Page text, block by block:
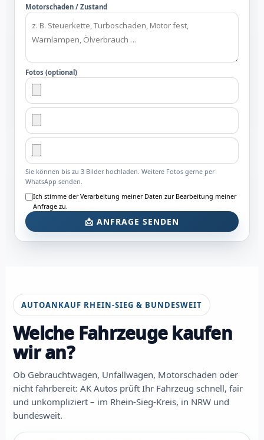
Motorschaden / Zustand
Fotos (optional)
Sie können bis zu 3 Bilder hochladen. Weitere Fotos gerne per
WhatsApp senden.
Ich stimme der Verarbeitung meiner Daten zur Bearbeitung meiner
Anfrage zu.
📩 ANFRAGE SENDEN
AUTOANKAUF RHEIN-SIEG & BUNDESWEIT
Welche Fahrzeuge kaufen
wir an?
Ob Gebrauchtwagen, Unfallwagen, Motorschaden oder
nicht fahrbereit: AK Autos prüft Ihr Fahrzeug schnell, fair
und unkompliziert – im Rhein-Sieg-Kreis, in NRW und
bundesweit.